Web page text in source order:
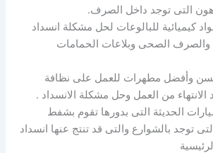
التى توجد داخل الصرف.
كيميائية للبالوعات لحل مشكلة انسداد
والصرف الصحى وبلاعات الحمامات
وأفضل مطهرات للعمل على نظافة
الانتهاء من العمل وحل مشكلة الانسداد .
الحديثة التى بدورها تقوم بشفط
توجد بالشوارع والتى قد تنتج عنها انسداد